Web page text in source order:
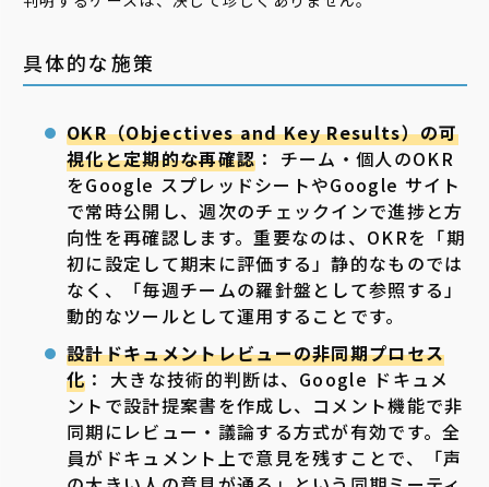
具体的な施策
OKR（Objectives and Key Results）の可
視化と定期的な再確認 ： チーム・個人のOKR
をGoogle スプレッドシートやGoogle サイト
で常時公開し、週次のチェックインで進捗と方
向性を再確認します。重要なのは、OKRを「期
初に設定して期末に評価する」静的なものでは
なく、「毎週チームの羅針盤として参照する」
動的なツールとして運用することです。
設計ドキュメントレビューの非同期プロセス
化 ： 大きな技術的判断は、Google ドキュメ
ントで設計提案書を作成し、コメント機能で非
同期にレビュー・議論する方式が有効です。全
員がドキュメント上で意見を残すことで、「声